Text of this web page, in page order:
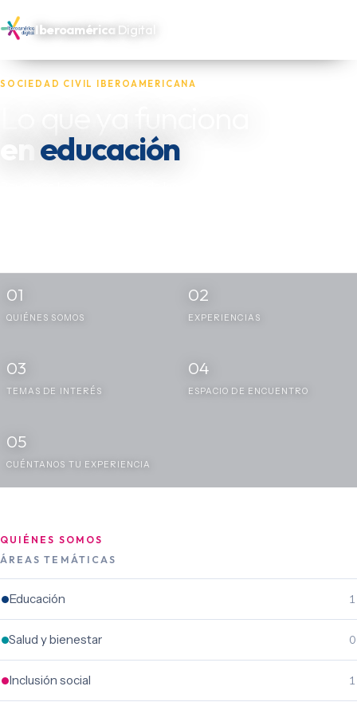
Iberoamérica Digital
SOCIEDAD CIVIL IBEROAMERICANA
salud
01
QUIÉNES SOMOS
02
EXPERIENCIAS
03
TEMAS DE INTERÉS
04
ESPACIO DE ENCUENTRO
05
CUÉNTANOS TU EXPERIENCIA
QUIÉNES SOMOS
ÁREAS TEMÁTICAS
Educación 1
Salud y bienestar 0
Inclusión social 1